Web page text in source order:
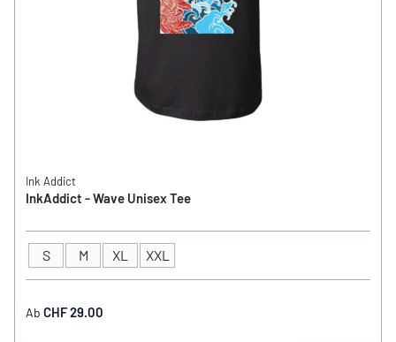
Ink Addict
InkAddict - Wave Unisex Tee
GRÖSSE
S M XL XXL
Ab CHF 29.00